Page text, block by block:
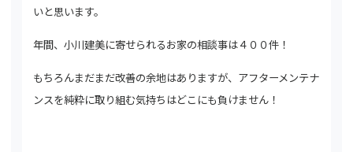
いと思います。
年間、小川建美に寄せられるお家の相談事は４００件！
もちろんまだまだ改善の余地はありますが、アフターメンテナ
ンスを純粋に取り組む気持ちはどこにも負けません！